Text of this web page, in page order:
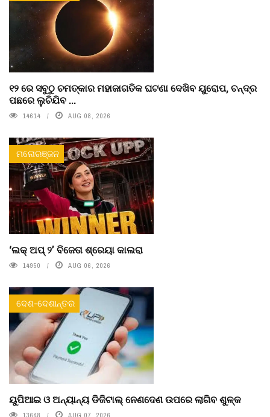
୧୨ ରେ ସବୁଠୁ ଚମତ୍କାର ମହାଜାଗତିକ ଘଟଣା ଦେଖିବ ୟୁରୋପ, ଚନ୍ଦ୍ର
ପଛରେ ଲୁଚିଯିବ ...
14614 AUG 08, 2026
ମନୋରଞ୍ଜନ
‘ଲକ୍ ଅପ୍ ୨’ ବିଜେତା ଶ୍ରେୟା କାଲରା
14950 AUG 06, 2026
ଦେଶ-ଦେଶାନ୍ତର
ୟୁପିଆଇ ଓ ଅନ୍ୟାନ୍ୟ ଡିଜିଟାଲ୍ ନେଣଦେଣ ଉପରେ ଲାଗିବ ଶୁଳ୍କ
13648 AUG 07, 2026